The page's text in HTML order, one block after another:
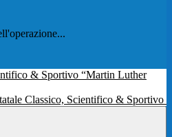
Classico, Scientifico & Sportivo